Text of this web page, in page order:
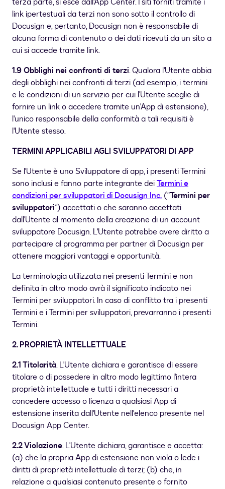
link ipertestuali da terzi non sono sotto il controllo di
Docusign e, pertanto, Docusign non è responsabile di
alcuna forma di contenuto o dei dati ricevuti da un sito a
cui si accede tramite link.
1.9 Obblighi nei confronti di terzi. Qualora l'Utente abbia
degli obblighi nei confronti di terzi (ad esempio, i termini
e le condizioni di un servizio per cui l'Utente sceglie di
fornire un link o accedere tramite un'App di estensione),
l'unico responsabile della conformità a tali requisiti è
l'Utente stesso.
TERMINI APPLICABILI AGLI SVILUPPATORI DI APP
Se l'Utente è uno Sviluppatore di app, i presenti Termini
sono inclusi e fanno parte integrante deiTermini e
condizioni per sviluppatori di Docusign Inc. (“Termini per
sviluppatori”) accettati o che saranno accettati
dall'Utente al momento della creazione di un account
sviluppatore Docusign. L'Utente potrebbe avere diritto a
partecipare al programma per partner di Docusign per
ottenere maggiori vantaggi e opportunità.
La terminologia utilizzata nei presenti Termini e non
definita in altro modo avrà il significato indicato nei
Termini per sviluppatori. In caso di conflitto tra i presenti
Termini e i Termini per sviluppatori, prevarranno i presenti
Termini.
2. PROPRIETÀ INTELLETTUALE
2.1 Titolarità. L'Utente dichiara e garantisce di essere
titolare o di possedere in altro modo legittimo l'intera
proprietà intellettuale e tutti i diritti necessari a
concedere accesso o licenza a qualsiasi App di
estensione inserita dall'Utente nell'elenco presente nel
Docusign App Center.
2.2 Violazione. L'Utente dichiara, garantisce e accetta:
(a) che la propria App di estensione non viola o lede i
diritti di proprietà intellettuale di terzi; (b) che, in
relazione a qualsiasi contenuto presente o fornito